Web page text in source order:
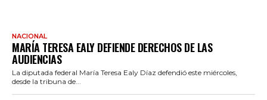
NACIONAL
MARÍA TERESA EALY DEFIENDE DERECHOS DE LAS
AUDIENCIAS
La diputada federal María Teresa Ealy Díaz defendió este miércoles,
desde la tribuna de...